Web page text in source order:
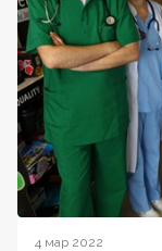
4 мар 2022